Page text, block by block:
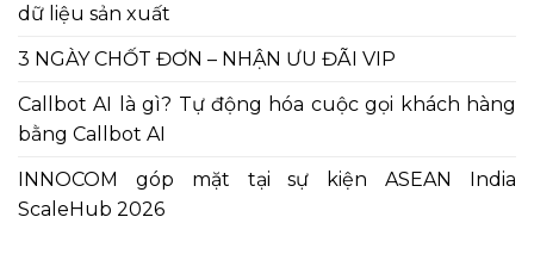
dữ liệu sản xuất
3 NGÀY CHỐT ĐƠN – NHẬN ƯU ĐÃI VIP
Callbot AI là gì? Tự động hóa cuộc gọi khách hàng
bằng Callbot AI
INNOCOM góp mặt tại sự kiện ASEAN India
ScaleHub 2026